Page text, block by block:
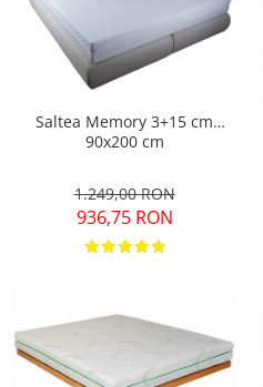
Saltea Memory 3+15 cm
90x200 cm
1.249,00 RON
936,75 RON